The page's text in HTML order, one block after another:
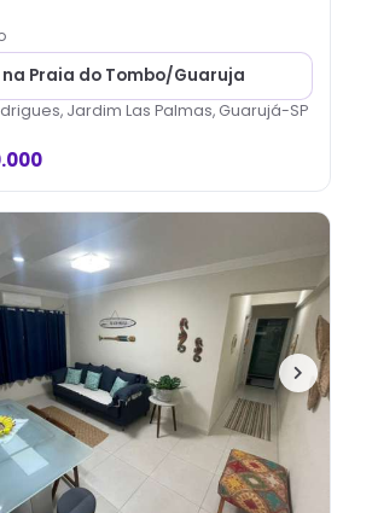
Praia do Tombo/Guaruja
Jardim Las Palmas, Guarujá-SP